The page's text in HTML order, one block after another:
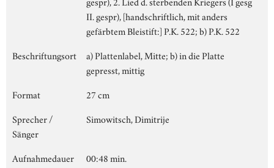
II. gespr), [handschriftlich, mit anders
gefärbtem Bleistift:] P.K. 522; b) P.K. 522
Beschriftungsort
a) Plattenlabel, Mitte; b) in die Platte
gepresst, mittig
Format
27 cm
Sprecher /
Sänger
Simowitsch, Dimitrije
Aufnahmedauer
00:48 min.